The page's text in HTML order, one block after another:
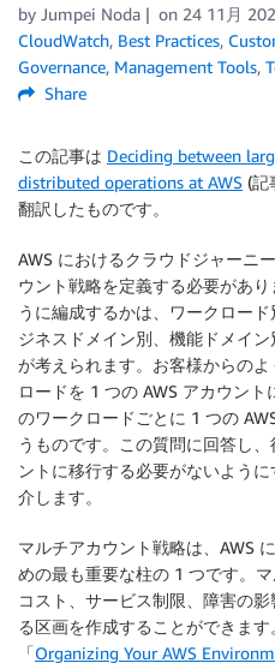
by Jumpei Noda on 24 11月
CloudWatch, Best Practices,
Governance, Management Tools,
Share
この記事は Deciding between
distributed operations at AWS (記
翻訳したものです。
AWS におけるクラウドジャーニ
ウント戦略を定義する必要があ
うに編成するかは、ワークロー
ジネスドメイン別、機能ドメイ
が考えられます。お客様からの
ロードを 1 つの AWS アカウン
のワークロードごとに 1 つの
うものです。この質問に回答し
ントに移行する必要がないよう
介します。
マルチアカウント戦略は、AWS
めの最も重要な柱の 1 つです。
コスト、サービス制限、障害の
る区画を作成することができま
「Organizing Your AWS